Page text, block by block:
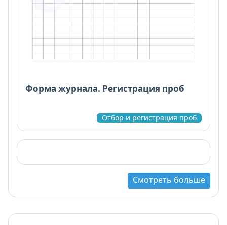
Форма журнала. Регистрация проб
Отбор и регистрация проб
Смотреть больше